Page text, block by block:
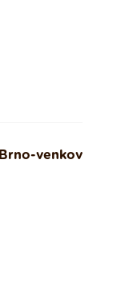
Brno-venkov